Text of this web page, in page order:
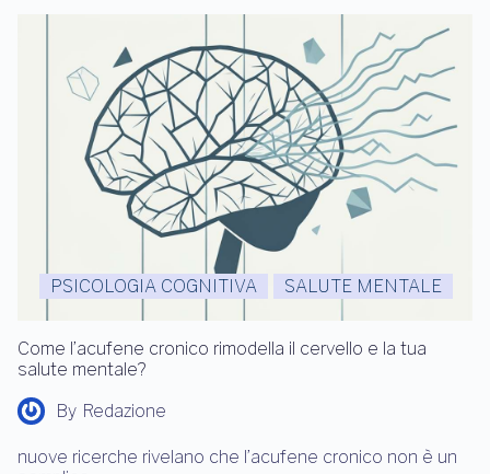
PSICOLOGIA COGNITIVA SALUTE MENTALE
Come l’acufene cronico rimodella il cervello e la tua
salute mentale?
By Redazione
nuove ricerche rivelano che l’acufene cronico non è un